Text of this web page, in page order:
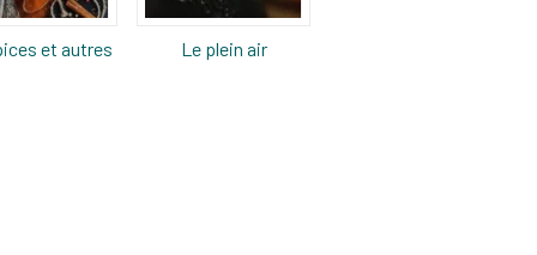
et autres Le plein air